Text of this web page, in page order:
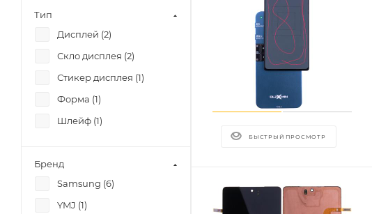
БЫСТРЫЙ ПРОСМОТР
Тип
Дисплей (2)
Скло дисплея (2)
Стикер дисплея (1)
Форма (1)
Шлейф (1)
Бренд
Samsung (6)
YMJ (1)